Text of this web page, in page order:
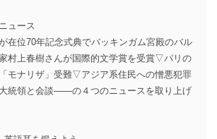
ュース
在位70年記念式典でバッキンガム宮殿のバル
村上春樹さんが国際的文学賞を受賞▽パリの
モナリザ」受難▽アジア系住民への憎悪犯罪
統領と会談――の４つのニュースを取り上げ